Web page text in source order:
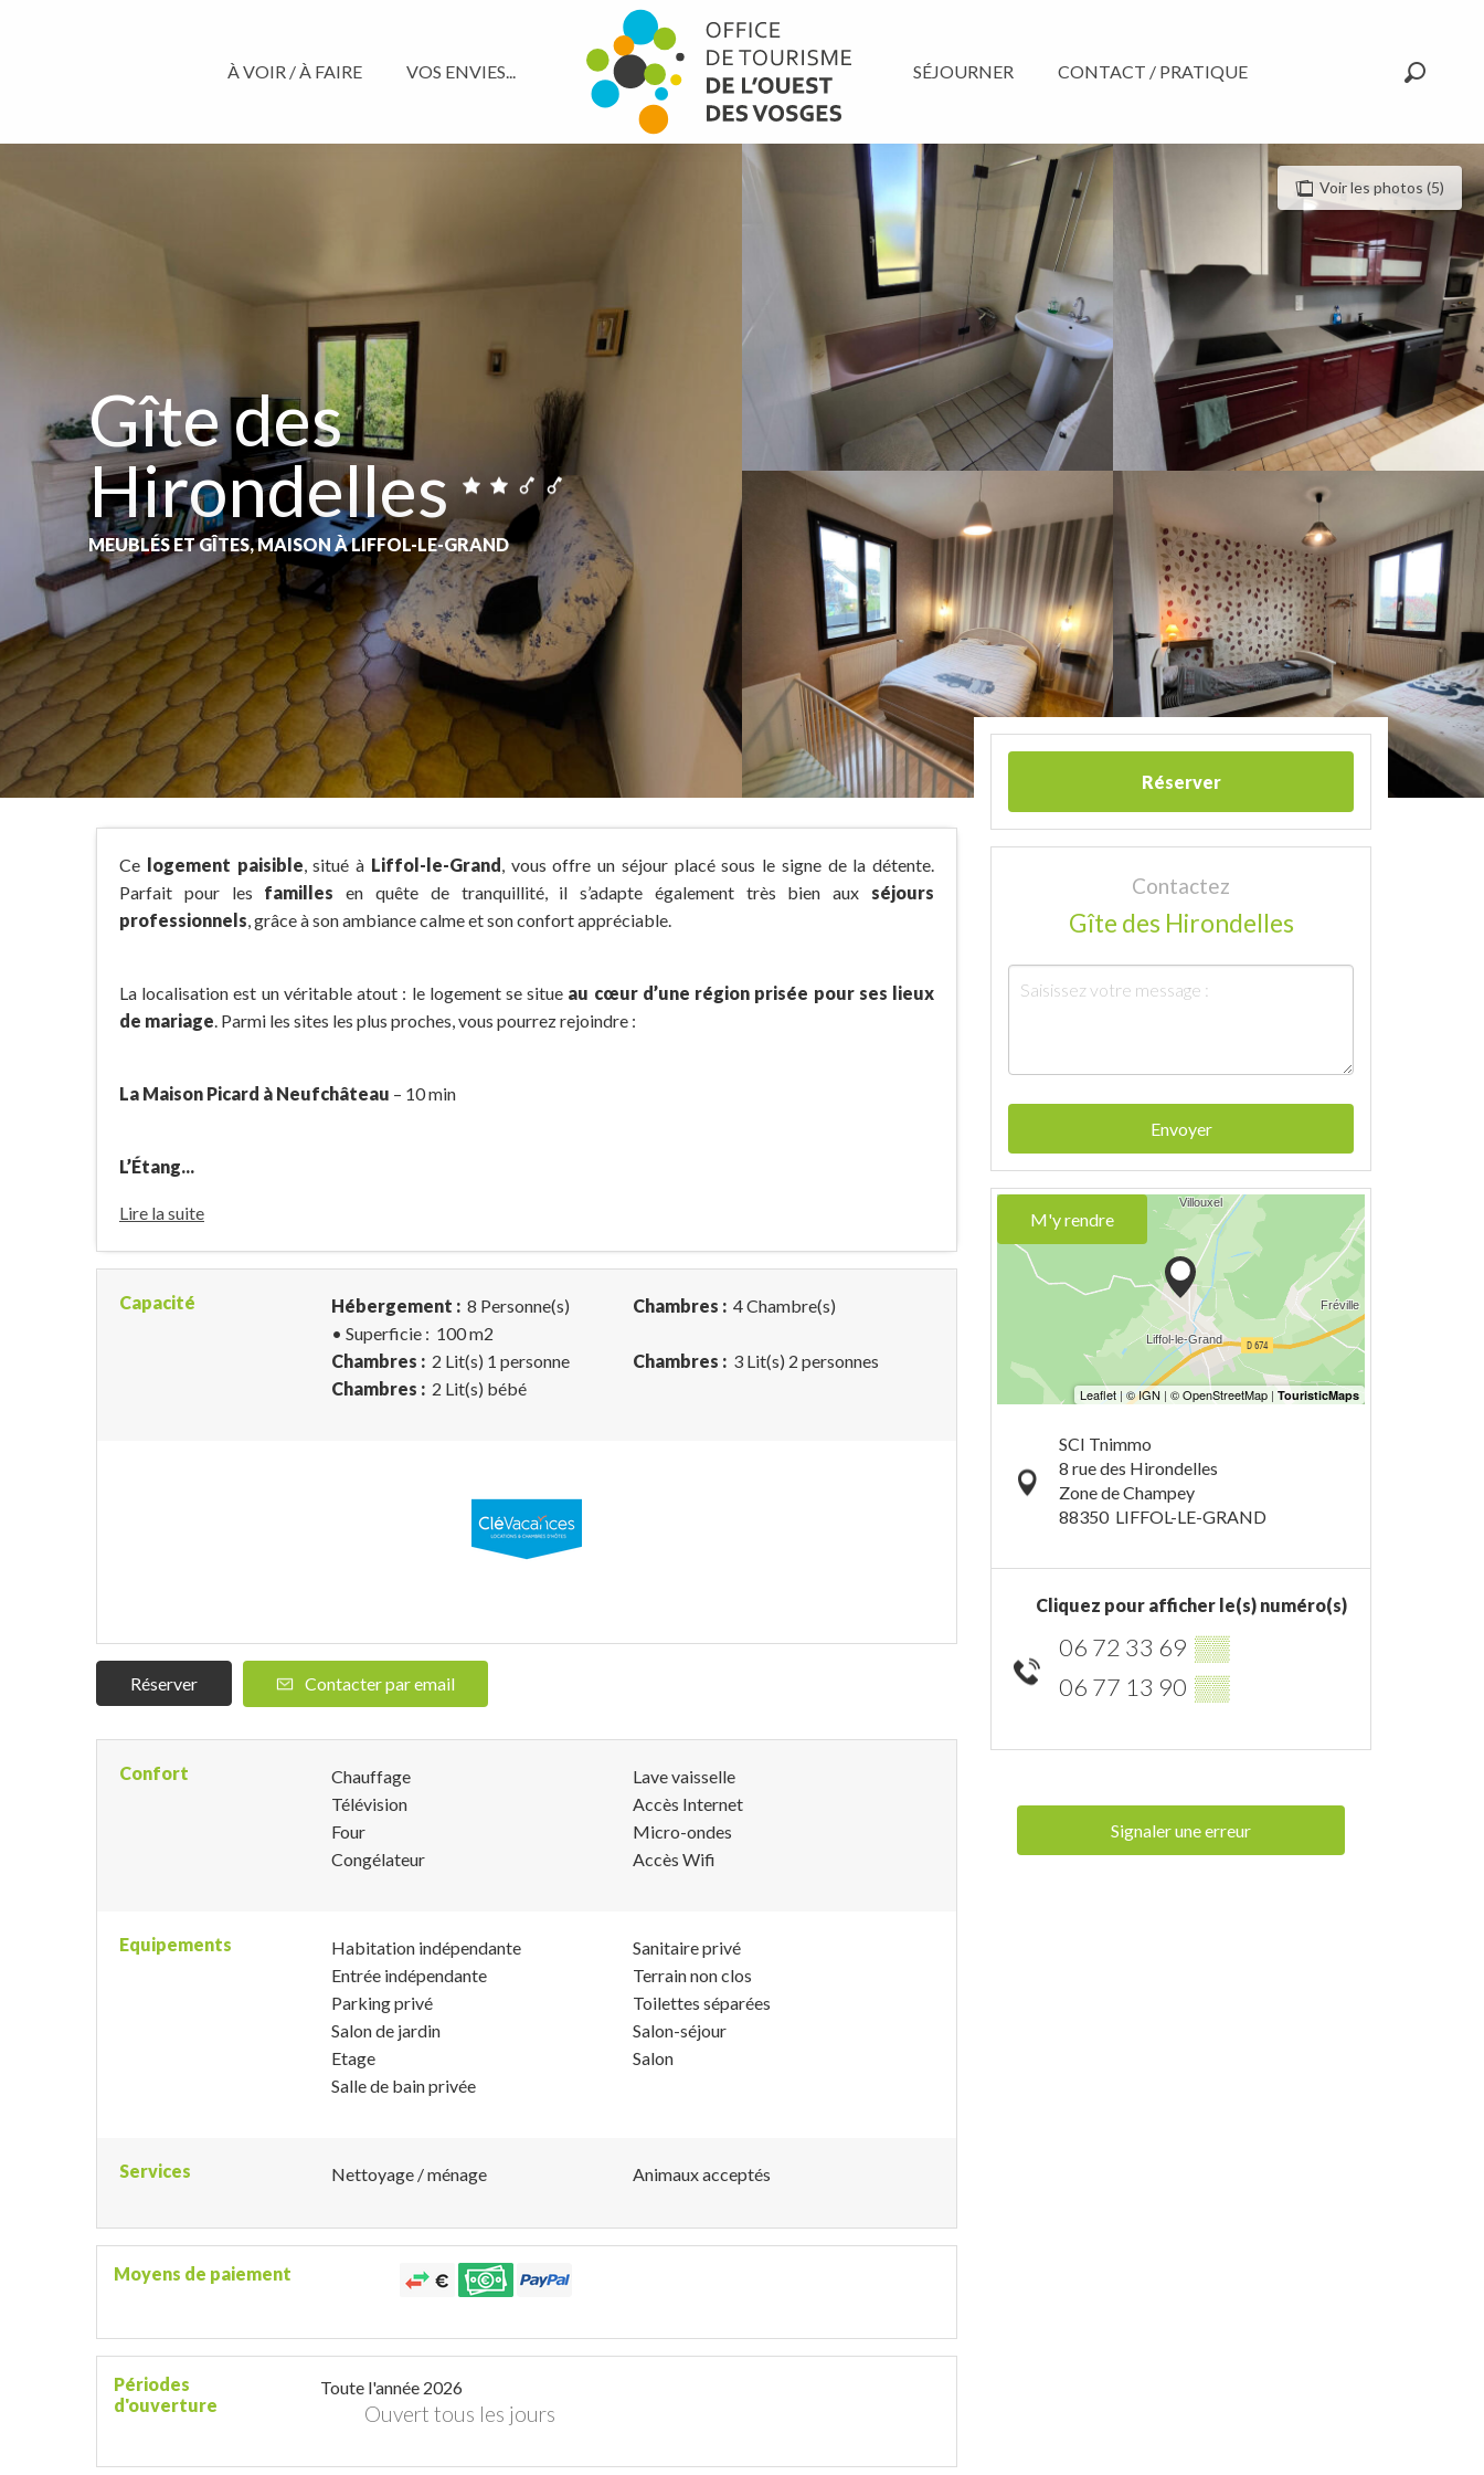
À VOIR / À FAIRE VOS ENVIES... SÉJOURNER CONTACT / PRATIQUE
Voir les photos (5)
Gîte des
Hirondelles
MEUBLÉS ET GÎTES,MAISON À LIFFOL-LE-GRAND
Ce logement paisible, situé à Liffol-le-Grand, vous offre un séjour placé sous le signe de la détente.
Parfait pour les familles en quête de tranquillité, il s’adapte également très bien aux séjours
professionnels, grâce à son ambiance calme et son confort appréciable.
La localisation est un véritable atout : le logement se situe au cœur d’une région prisée pour ses lieux
de mariage. Parmi les sites les plus proches, vous pourrez rejoindre :
La Maison Picard à Neufchâteau – 10 min
L’Étang...
Lire la suite
Capacité Hébergement : 8 Personne(s)
• Superficie : 100 m2
Chambres : 4 Chambre(s)
Chambres : 2 Lit(s) 1 personne Chambres : 3 Lit(s) 2 personnes
Chambres : 2 Lit(s) bébé
Réserver Contacter par email
Confort
Chauffage
Télévision
Four
Congélateur
Lave vaisselle
Accès Internet
Micro-ondes
Accès Wifi
Equipements
Habitation indépendante
Entrée indépendante
Parking privé
Salon de jardin
Etage
Salle de bain privée
Sanitaire privé
Terrain non clos
Toilettes séparées
Salon-séjour
Salon
Services Nettoyage / ménage Animaux acceptés
Moyens de paiement
Périodes
d'ouverture
Toute l'année 2026
Ouvert tous les jours
Réserver
Contactez
Gîte des Hirondelles
Envoyer
M'y rendre
SCI Tnimmo
8 rue des Hirondelles
Zone de Champey
88350 LIFFOL-LE-GRAND
Cliquez pour afficher le(s) numéro(s)
06 72 33 69 ▒▒
06 77 13 90 ▒▒
Signaler une erreur